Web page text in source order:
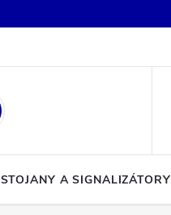
STOJANY A SIGNALIZÁTORY